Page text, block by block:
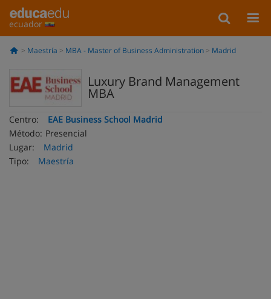
ecuador
Maestría MBA - Master of Business Administration Madrid
Luxury Brand Management
MBA
Centro:
EAE Business School Madrid
Método: Presencial
Lugar:
Madrid
Tipo:
Maestría